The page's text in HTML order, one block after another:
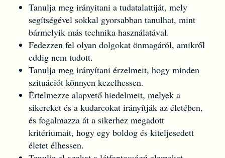
Tanulja meg irányitani a tudatalattiját, mely
segítségével sokkal gyorsabban tanulhat, mint
bármelyik más technika használatával.
Fedezzen fel olyan dolgokat önmagáról, amikről
eddig nem tudott.
Tanulja meg irányítani érzelmeit, hogy minden
szituációt könnyen kezelhessen.
Értelmezze alapvető hiedelmeit, melyek a
sikereket és a kudarcokat irányítják az életében,
és fogalmazza át a sikerhez megadott
kritériumait, hogy egy boldog és kiteljesedett
életet élhessen.